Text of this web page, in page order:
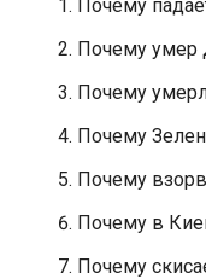
Почему
Почему умер
Почему
Почему
Почему
Почему в
Почему